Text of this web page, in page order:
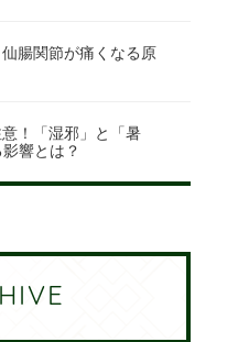
腸関節が痛くなる原
！「湿邪」と「暑
響とは？